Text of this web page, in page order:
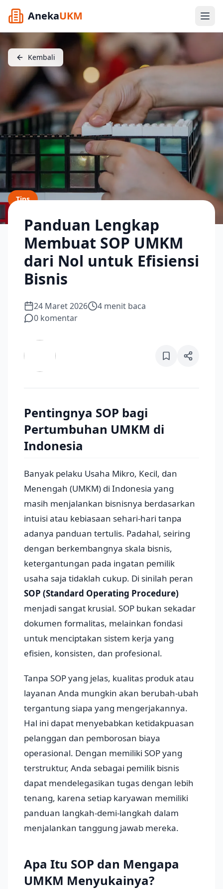
AnekaUKM
Kembali
Tips
Panduan Lengkap
Membuat SOP UMKM
dari Nol untuk Efisiensi
Bisnis
24 Maret 2026 4 menit baca
0 komentar
Pentingnya SOP bagi
Pertumbuhan UMKM di
Indonesia
Banyak pelaku Usaha Mikro, Kecil, dan
Menengah (UMKM) di Indonesia yang
masih menjalankan bisnisnya berdasarkan
intuisi atau kebiasaan sehari-hari tanpa
adanya panduan tertulis. Padahal, seiring
dengan berkembangnya skala bisnis,
ketergantungan pada ingatan pemilik
usaha saja tidaklah cukup. Di sinilah peran
SOP (Standard Operating Procedure)
menjadi sangat krusial. SOP bukan sekadar
dokumen formalitas, melainkan fondasi
untuk menciptakan sistem kerja yang
efisien, konsisten, dan profesional.
Tanpa SOP yang jelas, kualitas produk atau
layanan Anda mungkin akan berubah-ubah
tergantung siapa yang mengerjakannya.
Hal ini dapat menyebabkan ketidakpuasan
pelanggan dan pemborosan biaya
operasional. Dengan memiliki SOP yang
terstruktur, Anda sebagai pemilik bisnis
dapat mendelegasikan tugas dengan lebih
tenang, karena setiap karyawan memiliki
panduan langkah-demi-langkah dalam
menjalankan tanggung jawab mereka.
Apa Itu SOP dan Mengapa
UMKM Menyukainya?